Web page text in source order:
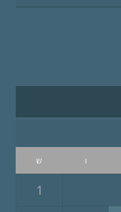
ו ש
1